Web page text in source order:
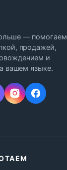
— помогаем
продажей,
и
вашем языке.